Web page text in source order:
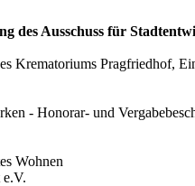
des Ausschuss für
Krematoriums Pragfriedhof,
- Honorar- und
Wohnen